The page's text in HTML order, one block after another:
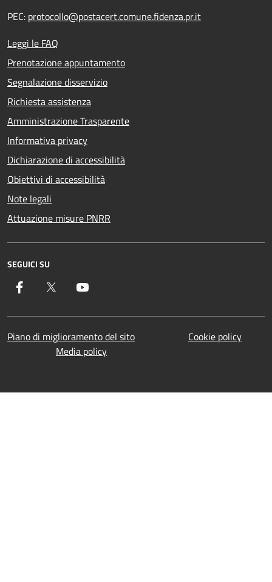
PEC: protocollo@postacert.comune.fidenza.pr.it
Leggi le FAQ
Prenotazione appuntamento
Segnalazione disservizio
Richiesta assistenza
Amministrazione Trasparente
Informativa privacy
Dichiarazione di accessibilità
Obiettivi di accessibilità
Note legali
Attuazione misure PNRR
SEGUICI SU
Facebook Twitter
Piano di miglioramento del sito
Cookie policy
Media policy